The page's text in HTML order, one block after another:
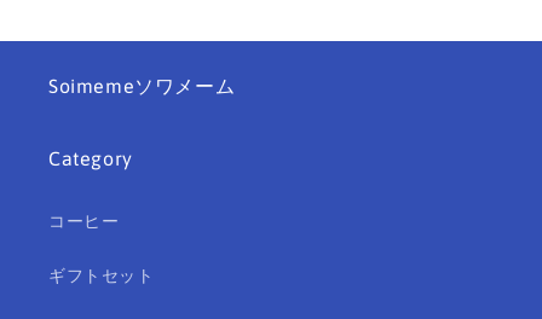
価
価
Soimemeソワメーム
Category
コーヒー
ギフトセット